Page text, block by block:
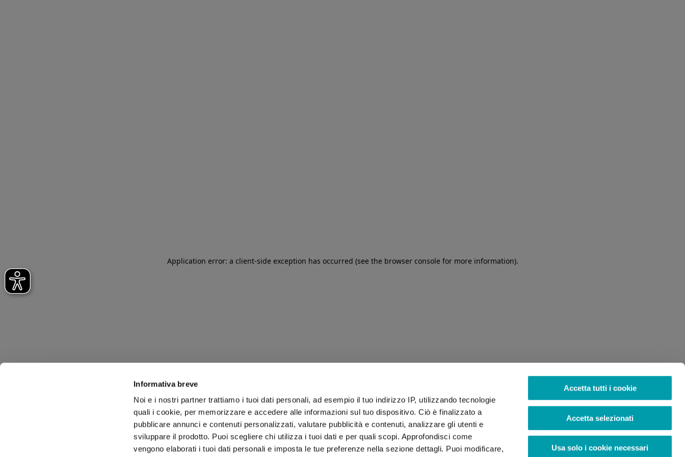
Informativa breve
Noi e i nostri partner trattiamo i tuoi dati personali, ad esempio il tuo indirizzo IP, utilizzando tecnologie
quali i cookie, per memorizzare e accedere alle informazioni sul tuo dispositivo. Ciò è finalizzato a
pubblicare annunci e contenuti personalizzati, valutare pubblicità e contenuti, analizzare gli utenti e
sviluppare il prodotto. Puoi scegliere chi utilizza i tuoi dati e per quali scopi. Approfondisci come
vengono elaborati i tuoi dati personali e imposta le tue preferenze nella sezione dettagli. Puoi modificare,
Accetta tutti i cookie
Accetta selezionati
Usa solo i cookie necessari
Application error: a client-side exception has occurred (see the browser console for more information).